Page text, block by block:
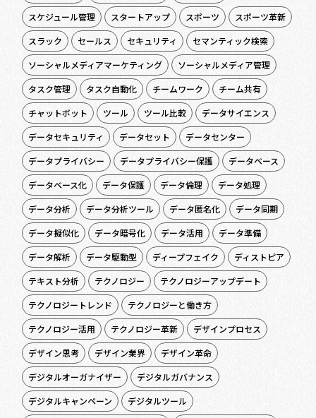
スケジュール管理 スタートアップ スポーツ
スポーツ革新
スラック
セールス セキュリティ
セマンティック検索
ソーシャルメディアマーケティング
ソーシャルメディア管理
タスク管理
タスク自動化 チームワーク
チーム共有
チャットボット
ツール ツール比較
データサイエンス
データセキュリティ
データセット
データセンター
データプライバシー
データプライバシー保護
データベース
データベース化
データ保護 データ倫理
データ処理
データ分析
データ分析ツール データ匿名化
データ同期
データ擬似化
データ暗号化 データ活用
データ準備
データ解析
データ駆動型 ディープフェイク
ディストピア
テキスト分析
テクノロジー
テクノロジーアップデート
テクノロジートレンド
テクノロジーと働き方
テクノロジー活用
テクノロジー革新
デザインプロセス
デザイン思考
デザイン業界
デザイン革命
デジタルオーガナイザー
デジタルガバナンス
デジタルキャンペーン
デジタルツール